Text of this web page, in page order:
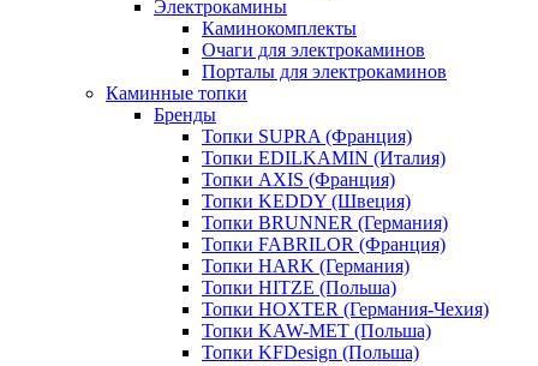
Электрокамины
Каминокомплекты
Очаги для электрокаминов
Порталы для электрокаминов
Каминные топки
Бренды
Топки SUPRA (Франция)
Топки EDILKAMIN (Италия)
Топки AXIS (Франция)
Топки KEDDY (Швеция)
Топки BRUNNER (Германия)
Топки FABRILOR (Франция)
Топки HARK (Германия)
Топки HITZE (Польша)
Топки HOXTER (Германия-Чехия)
Топки KAW-MET (Польша)
Топки KFDesign (Польша)